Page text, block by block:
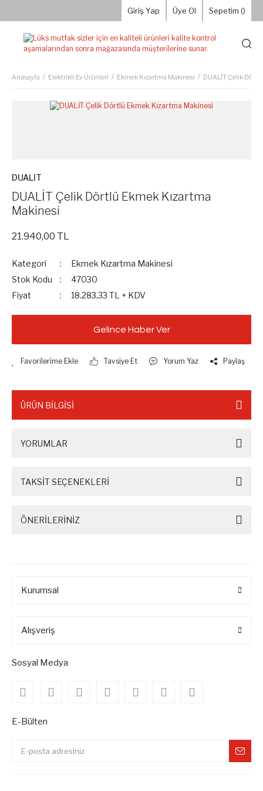
Giriş Yap Üye Ol Sepetim ()
Anasayfa Elektrikli Ev Ürünleri Ekmek Kızartma Makinesi DUALİT Çelik
DUALIT
DUALİT Çelik Dörtlü Ekmek Kızartma
Makinesi
21.940,00 TL
Kategori
Ekmek Kızartma Makinesi
Stok Kodu
47030
Fiyat
18.283,33 TL + KDV
Gelince Haber Ver
Tavsiye Et Yorum Yaz Paylaş
ÜRÜN BİLGİSİ
YORUMLAR
TAKSİT SEÇENEKLERİ
ÖNERİLERİNİZ
Kurumsal
Alışveriş
Sosyal Medya
E-Bülten